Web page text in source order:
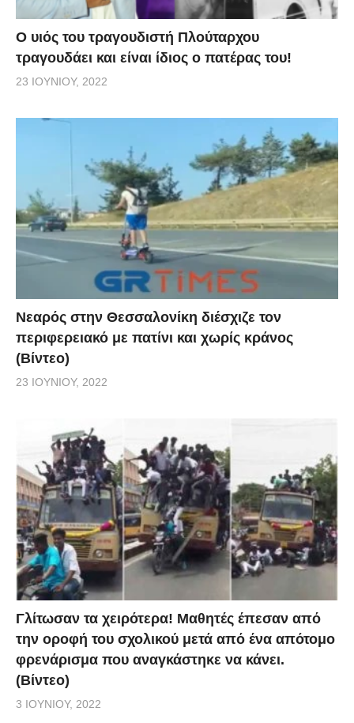
O υιός του τραγουδιστή Πλούταρχου
τραγουδάει και είναι ίδιος ο πατέρας του!
23 ΙΟΥΝΊΟΥ, 2022
Νεαρός στην Θεσσαλονίκη διέσχιζε τον
περιφερειακό με πατίνι και χωρίς κράνος
(Βίντεο)
23 ΙΟΥΝΊΟΥ, 2022
Γλίτωσαν τα χειρότερα! Μαθητές έπεσαν από
την οροφή του σχολικού μετά από ένα απότομο
φρενάρισμα που αναγκάστηκε να κάνει.
(Βίντεο)
3 ΙΟΥΝΊΟΥ, 2022